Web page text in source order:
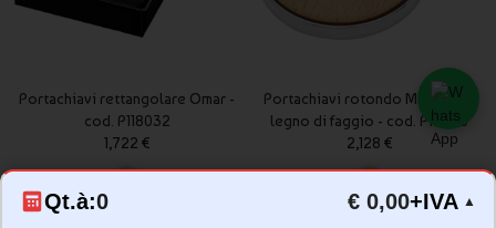
Qt.à:0 € 0,00+IVA ▲
Portachiavi rettangolare Omar -
cod. P118032
1,722 €
Portachiavi rotondo Moreno in
legno di faggio - cod. P118123
2,128 €